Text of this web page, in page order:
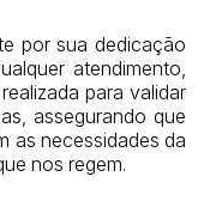
por sua dedicação
atendimento,
para validar
assegurando que
as necessidades da
nos regem.